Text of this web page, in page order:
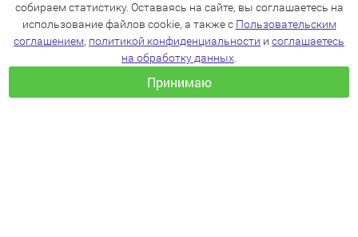
собираем статистику. Оставаясь на сайте, вы соглашаетесь на
использование файлов cookie, а также с Пользовательским
соглашением, политикой конфиденциальности и соглашаетесь
на обработку данных
Принимаю